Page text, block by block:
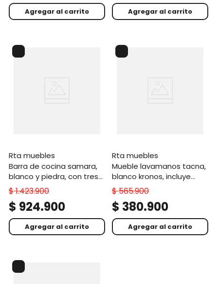
Agregar al carrito Agregar al carrito
rta muebles
barra de cocina samara,
blanco y piedra, con tres
entrepaños zf
$1.423.900
$ 924.900
Agregar al carrito
rta muebles
mueble lavamanos tacna,
blanco kronos, incluye
lavamanos vassel sabina
zf
$565.900
$ 380.900
Agregar al carrito